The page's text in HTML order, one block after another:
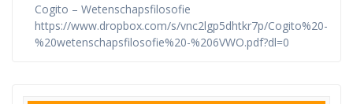
Cogito – Wetenschapsfilosofie
https://www.dropbox.com/s/vnc2lgp5dhtkr7p/Cogito%20-
%20wetenschapsfilosofie%20-%206VWO.pdf?dl=0